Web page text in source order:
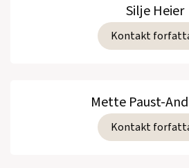
Silje Heier
Kontakt
Mette Paust-
Kontakt